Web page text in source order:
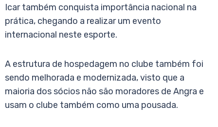
Icar também conquista importância nacional na
prática, chegando a realizar um evento
internacional neste esporte.
A estrutura de hospedagem no clube também foi
sendo melhorada e modernizada, visto que a
maioria dos sócios não são moradores de Angra e
usam o clube também como uma pousada.